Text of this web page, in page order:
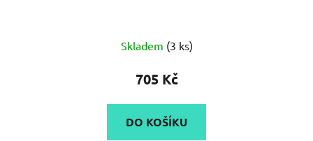
Skladem (3 ks)
705 Kč
DO KOŠÍKU